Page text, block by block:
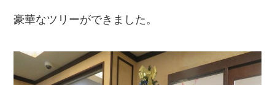
豪華なツリーができました。